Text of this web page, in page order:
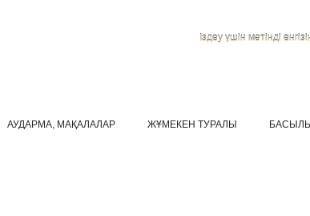
Іздеу үшін мәтінді
АУДАРМА, МАҚАЛАЛАР ЖҰМЕКЕН ТУРАЛЫ